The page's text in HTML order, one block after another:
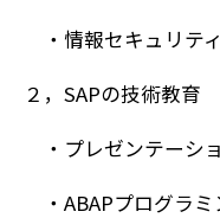
・情報セキュリティ
２，SAPの技術教育
・プレゼンテーシ
・ABAPプログラミ